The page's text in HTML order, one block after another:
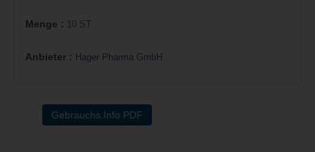
Menge : 10 ST
Anbieter : Hager Pharma GmbH
Gebrauchs.Info PDF